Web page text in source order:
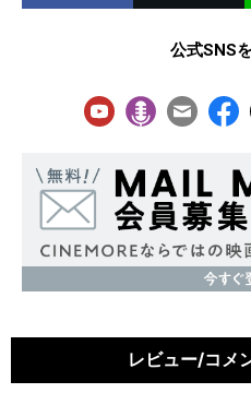
公式SNS
レビュー/コメ